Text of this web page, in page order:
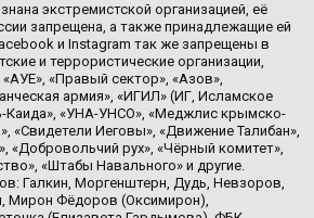
экстремистской организацией, её
запрещена, а также принадлежащие ей
и Instagram так же запрещены в
и террористические организации,
«Правый сектор», «Азов»,
армия», «ИГИЛ» (ИГ, Исламское
Каида», «УНА-УНСО», «Меджлис крымско-
«Свидетели Иеговы», «Движение Талибан»,
«Добровольчий рух», «Чёрный комитет»,
«Штабы Навального» и другие.
Галкин, Моргенштерн, Дудь, Невзоров,
Мирон Фёдоров (Оксимирон),